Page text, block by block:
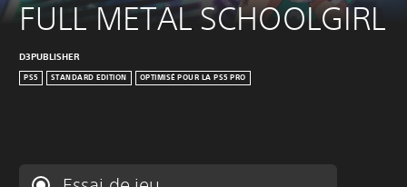
FULL METAL SCHOOLGIRL
D3PUBLISHER
PS5 STANDARD EDITION OPTIMISÉ POUR LA PS5 PRO